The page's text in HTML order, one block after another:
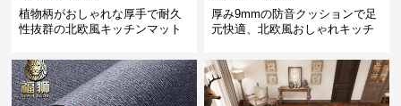
植物柄がおしゃれな厚手で耐久
性抜群の北欧風キッチンマット
厚み9mmの防音クッションで足
元快適、北欧風おしゃれキッチ